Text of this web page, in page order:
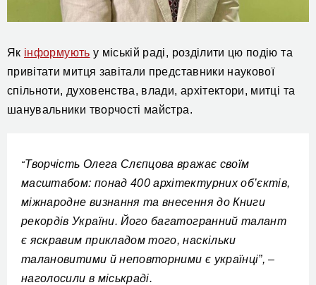
Як інформують у міській раді, розділити цю подію та
привітати митця завітали представники наукової
спільноти, духовенства, влади, архітектори, митці та
шанувальники творчості майстра.
“Творчість Олега Слєпцова вражає своїм
масштабом: понад 400 архітектурних об’єктів,
міжнародне визнання та внесення до Книги
рекордів України. Його багатогранний талант
є яскравим прикладом того, наскільки
талановитими й неповторними є українці”, –
наголосили в міськраді.